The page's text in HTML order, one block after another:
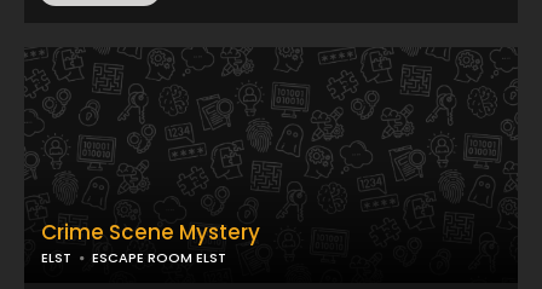
Crime Scene Mystery
ELST ESCAPE ROOM ELST